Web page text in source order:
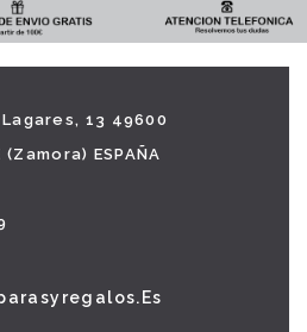
13 49600
(Zamora) ESPAÑA